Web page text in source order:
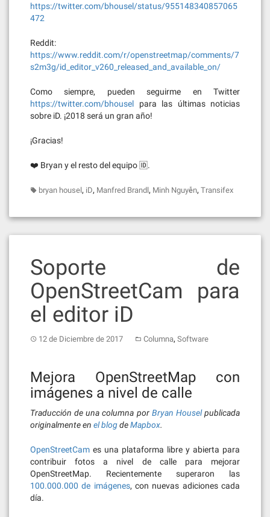
https://twitter.com/bhousel/status/955148340857065
472
Reddit:
https://www.reddit.com/r/openstreetmap/comments/7
s2m3g/id_editor_v260_released_and_available_on/
Como siempre, pueden seguirme en Twitter
https://twitter.com/bhousel para las últimas noticias
sobre iD. ¡2018 será un gran año!
¡Gracias!
❤️ Bryan y el resto del equipo 🆔.
bryan housel, iD, Manfred Brandl, Minh Nguyễn, Transifex
Soporte de
OpenStreetCam para
el editor iD
12 de Diciembre de 2017 Columna, Software
Mejora OpenStreetMap con
imágenes a nivel de calle
Traducción de una columna por Bryan Houselpublicada
originalmente en el blogdeMapbox.
OpenStreetCam es una plataforma libre y abierta para
contribuir fotos a nivel de calle para mejorar
OpenStreetMap. Recientemente superaron las
100.000.000 de imágenes, con nuevas adiciones cada
día.